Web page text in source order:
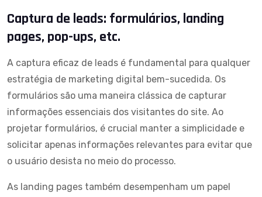
Captura de leads: formulários, landing
pages, pop-ups, etc.
A captura eficaz de leads é fundamental para qualquer
estratégia de marketing digital bem-sucedida. Os
formulários são uma maneira clássica de capturar
informações essenciais dos visitantes do site. Ao
projetar formulários, é crucial manter a simplicidade e
solicitar apenas informações relevantes para evitar que
o usuário desista no meio do processo.
As landing pages também desempenham um papel